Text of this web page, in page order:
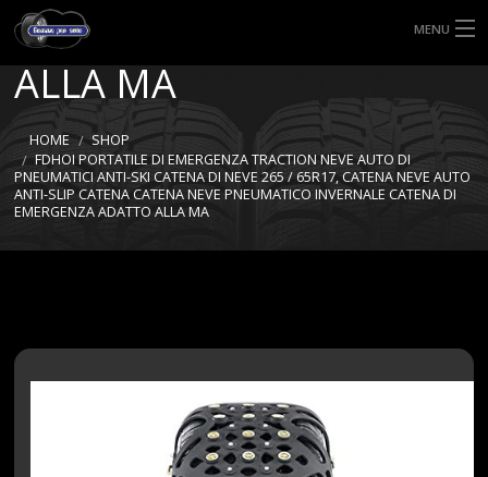
MENU
HOME
TIPI DI GOMME
MISURE GOMME
EMERGENZA ADATTO
ALLA MA
HOME
SHOP
FDHOI PORTATILE DI EMERGENZA TRACTION NEVE AUTO DI
PNEUMATICI ANTI-SKI CATENA DI NEVE 265 / 65R17, CATENA NEVE AUTO
ANTI-SLIP CATENA CATENA NEVE PNEUMATICO INVERNALE CATENA DI
EMERGENZA ADATTO ALLA MA